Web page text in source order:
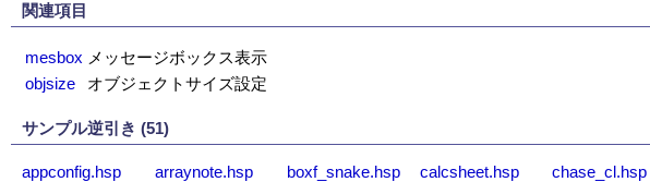
関連項目
mesbox メッセージボックス表示
objsize
オブジェクトサイズ設定
サンプル逆引き (51)
appconfig.hsp arraynote.hsp boxf_snake.hsp calcsheet.hsp chase_cl.hsp